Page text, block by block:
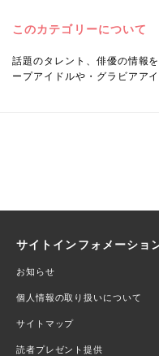
このカテゴリーについて
話題のタレント、俳優の情報
ープアイドルや・グラビアア
サイトインフォメーショ
お知らせ
個人情報の取り扱いについて
サイトマップ
読者プレゼント提供